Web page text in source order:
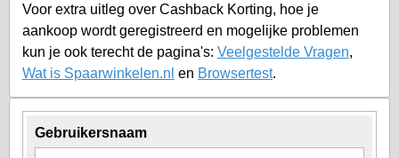
Gebruikersnaam
Voor extra uitleg over Cashback Korting, hoe je
aankoop wordt geregistreerd en mogelijke problemen
kun je ook terecht de pagina's: Veelgestelde Vragen,
Wat is Spaarwinkelen.nl en Browsertest.